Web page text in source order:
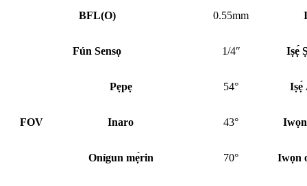
BFL(O) 0.55mm
Fún Sensọ 1/4″ Iṣẹ́
FOV
Pẹpẹ 54° Iṣẹ́
Inaro 43°
Onígun mẹ́rin 70° Iwọn